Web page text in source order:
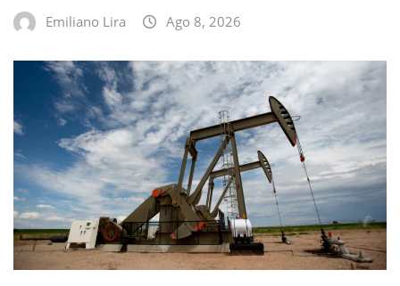
Emiliano Lira Ago 8, 2026